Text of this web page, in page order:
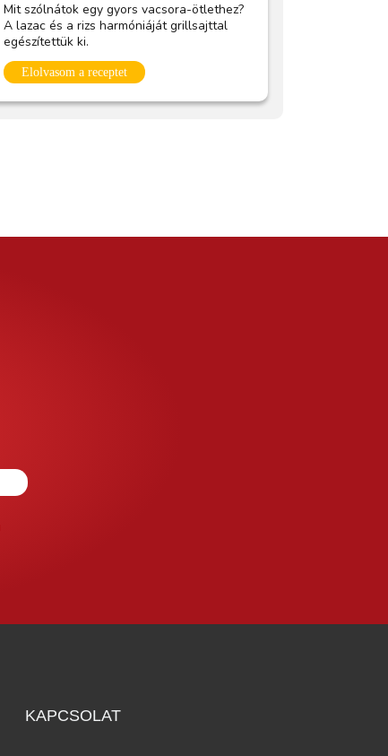
Mit szólnátok egy gyors vacsora-ötlethez?
A lazac és a rizs harmóniáját grillsajttal
egészítettük ki.
Elolvasom a receptet
KAPCSOLAT